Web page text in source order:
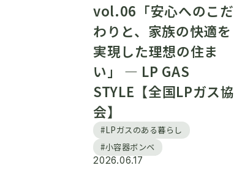
vol.06「安心へのこだ
わりと、家族の快適を
実現した理想の住ま
い」 ― LP GAS
STYLE【全国LPガス協
会】
#LPガスのある暮らし
#小容器ボンベ
2026.06.17